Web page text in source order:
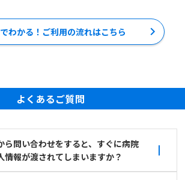
わかる！ご利用の流れはこちら
よくあるご質問
ら問い合わせをすると、すぐに病院
情報が渡されてしまいますか？